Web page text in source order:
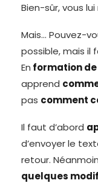
Bien-sûr, vous lui
Mais… Pouvez-
possible, mais il
En formation
apprend
pas comment
Il faut d’abord
d’envoyer le
retour.
quelques